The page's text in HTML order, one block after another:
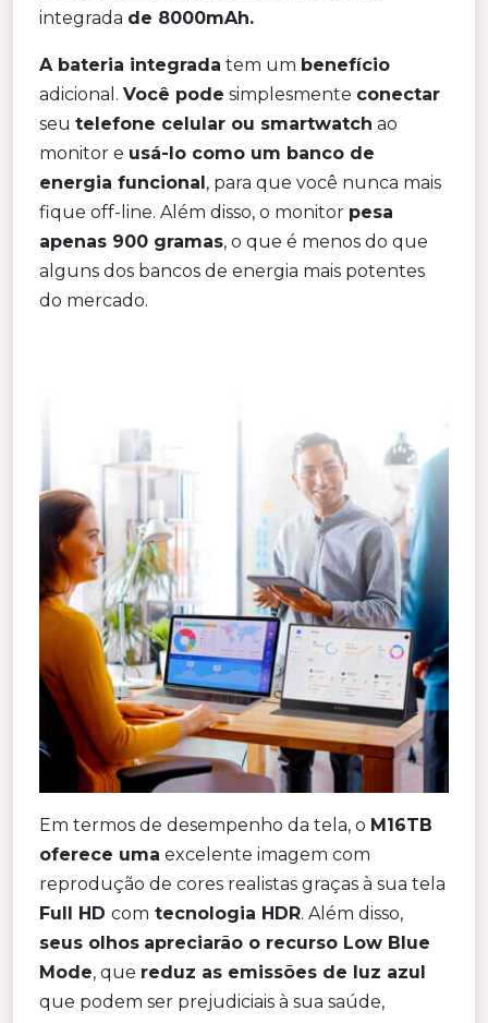
integrada de 8000mAh.
A bateria integrada tem um benefício
adicional. Você pode simplesmente conectar
seu telefone celular ou smartwatch ao
monitor e usá-lo como um banco de
energia funcional, para que você nunca mais
fique off-line. Além disso, o monitor pesa
apenas 900 gramas, o que é menos do que
alguns dos bancos de energia mais potentes
do mercado.
Em termos de desempenho da tela, o M16TB
oferece uma excelente imagem com
reprodução de cores realistas graças à sua tela
Full HD com tecnologia HDR. Além disso,
seus olhos apreciarão o recurso Low Blue
Mode, que reduz as emissões de luz azul
que podem ser prejudiciais à sua saúde,